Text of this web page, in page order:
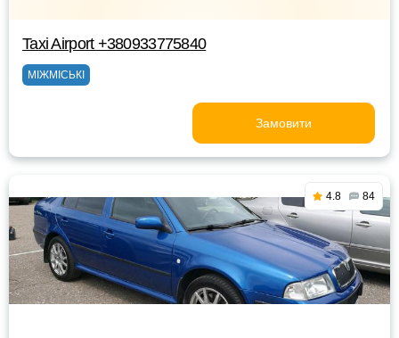
Taxi Airport +380933775840
МІЖМІСЬКІ
Замовити
4.8 84